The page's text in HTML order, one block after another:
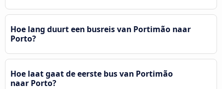
Hoe lang duurt een busreis van Portimão naar
Porto?
Hoe laat gaat de eerste bus van Portimão
naar Porto?